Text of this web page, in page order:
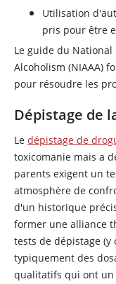
Utilisation
pris pour être
Le guide du
Alcoholism (NIAAA)
pour résoudre les
Dépistage de
Le dépistage de
toxicomanie mais a
parents exigent un
atmosphère de
d'un historique
former une alliance
tests de dépistage
typiquement des
qualitatifs qui ont